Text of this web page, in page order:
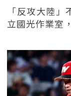
「反攻大陸
立國光作業室